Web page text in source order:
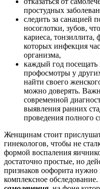
простудных
следить за санацией
носоглотки, зубов,
кариеса, тонзиллита,
которых инфекция
организма,
каждый год посещать
профосмотры у
найти своего
можно доверять.
современной
выявления ранних
проведения полного
Женщинам стоит
гинекологов, чтобы не
формой воспаления
достаточно простые, но
признаков оофорита нужно
комплексное обследование.